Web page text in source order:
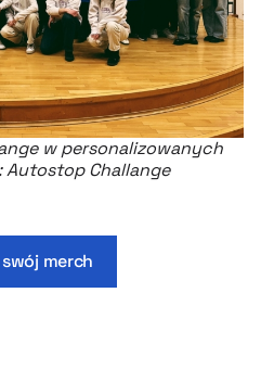
w personalizowanych
Autostop Challange
merch